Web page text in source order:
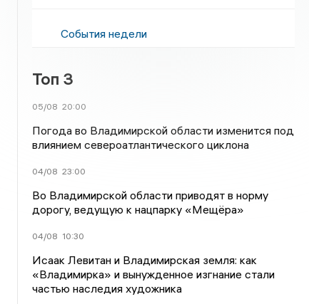
События недели
Топ 3
05/08 20:00
Погода во Владимирской области изменится под
влиянием североатлантического циклона
04/08 23:00
Во Владимирской области приводят в норму
дорогу, ведущую к нацпарку «Мещёра»
04/08 10:30
Исаак Левитан и Владимирская земля: как
«Владимирка» и вынужденное изгнание стали
частью наследия художника